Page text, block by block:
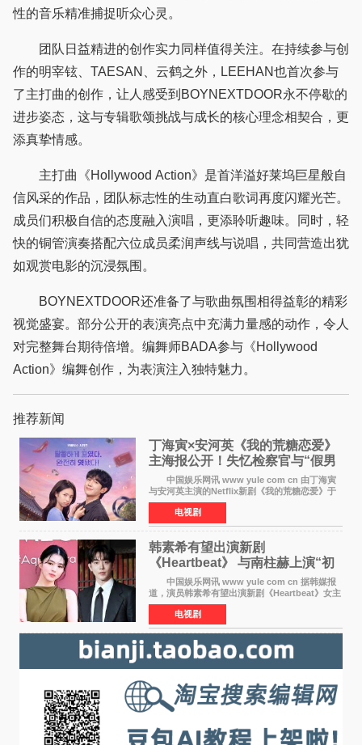
性的音乐精准捕捉听众心灵。
团队日益精进的创作实力同样值得关注。在持续参与创
作的明宰铉、TAESAN、云鹤之外，LEEHAN也首次参与
了主打曲的创作，让人感受到BOYNEXTDOOR永不停歇的
进步姿态，这与专辑歌颂挑战与成长的核心理念相契合，更
添真挚情感。
主打曲《Hollywood Action》是首洋溢好莱坞巨星般自
信风采的作品，团队标志性的生动直白歌词再度闪耀光芒。
成员们积极自信的态度融入演唱，更添聆听趣味。同时，轻
快的铜管演奏搭配六位成员柔润声线与说唱，共同营造出犹
如观赏电影的沉浸氛围。
BOYNEXTDOOR还准备了与歌曲氛围相得益彰的精彩
视觉盛宴。部分公开的表演亮点中充满力量感的动作，令人
对完整舞台期待倍增。编舞师BADA参与《Hollywood
Action》编舞创作，为表演注入独特魅力。
推荐新闻
丁海寅×安河英《我的荒糖恋爱》
主海报公开！失忆检察官与“假男
友”同居罗曼史来
中国娱乐网讯 www yule com cn 由丁海寅
与安河英主演的Netflix新剧《我的荒糖恋爱》于
近日公开主海报，正式进入开播倒计时。 海
报中，两人并肩站在充满怀旧气息的九津麦芽村
街道上，丁
电视剧
韩素希有望出演新剧
《Heartbeat》 与南柱赫上演“初
恋归来”奇幻罗曼史
中国娱乐网讯 www yule com cn 据韩媒报
道，演员韩素希有望出演新剧《Heartbeat》女主
角，与南柱赫合作，引发高度关注。 韩素希
在剧中饰演能够看到过去的女人洪莎朗一角，因
初恋的意外
电视剧